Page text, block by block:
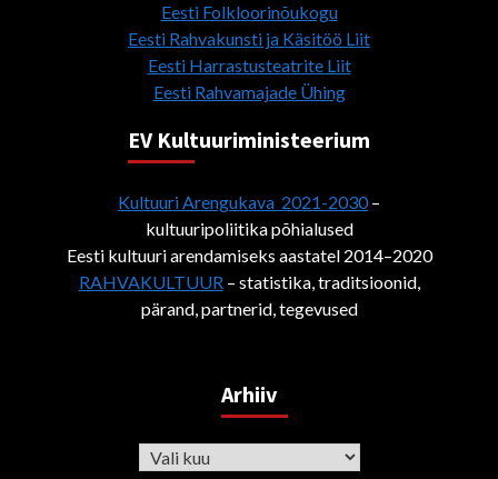
Eesti Folkloorinõukogu
Eesti Rahvakunsti ja Käsitöö Liit
Eesti Harrastusteatrite Liit
Eesti Rahvamajade Ühing
EV Kultuuriministeerium
Kultuuri Arengukava 2021-2030–
kultuuripoliitika põhialused
Eesti kultuuri arendamiseks aastatel 2014–2020
RAHVAKULTUUR– statistika, traditsioonid,
pärand, partnerid, tegevused
Arhiiv
Arhiiv